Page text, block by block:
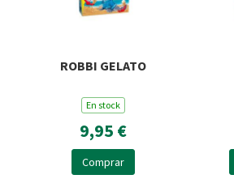
ROBBI GELATO
En stock
9,95 €
Comprar